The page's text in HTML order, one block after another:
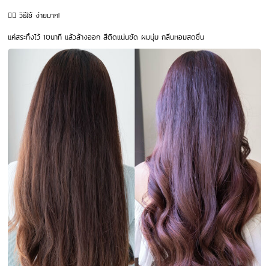
🧖‍♀️ วิธีใช้ ง่ายมาก!
แค่สระทิ้งไว้ 10นาที แล้วล้างออก สีติดแน่นชัด ผมนุ่ม กลิ่นหอมสดชื่น